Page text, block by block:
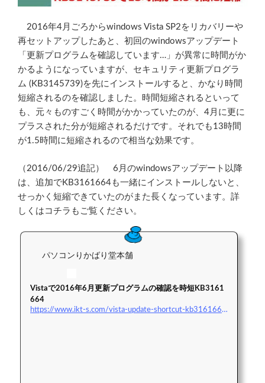
2016年4月ごろからwindows Vista SP2をリカバリーや
再セットアップしたあと、初回のwindowsアップデート
「更新プログラムを確認しています…」が異常に時間がか
かるようになっていますが、セキュリティ更新プログラ
ム (KB3145739)を先にインストールすると、かなり時間
短縮されるのを確認しました。時間短縮されるといって
も、元々ものすごく時間がかかっていたのが、4月に更に
プラスされた分が短縮されるだけです。それでも13時間
が1.5時間に短縮されるので相当な効果です。
（2016/06/29追記） 6月のwindowsアップデート以降
は、追加でKB3161664も一緒にインストールしないと、
せっかく短縮できていたのがまた長くなっています。詳
しくはコチラもご覧ください。
パソコンりかばり堂本舗
Vistaで2016年6月更新プログラムの確認を時短KB3161
664
https://www.ikt-s.com/vista-update-shortcut-kb3161664/